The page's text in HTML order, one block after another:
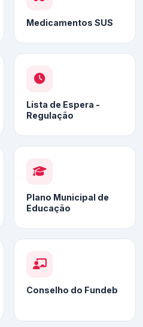
Medicamentos SUS
Lista de Espera -
Regulação
Plano Municipal de
Educação
Conselho do Fundeb